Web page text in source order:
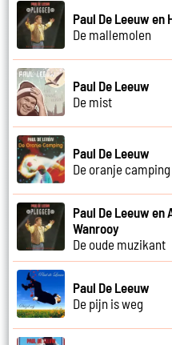
Paul De Leeuw en
De mallemolen
Paul De Leeuw
De mist
Paul De Leeuw
De oranje camping
Paul De Leeuw en
Wanrooy
De oude muzikant
Paul De Leeuw
De pijn is weg